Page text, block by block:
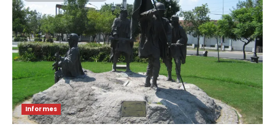
Informes